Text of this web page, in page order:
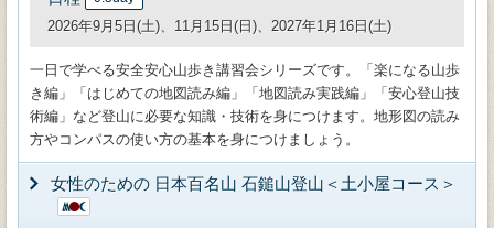
2026年9月5日(土)、11月15日(日)、2027年1月16日(土)
一日で学べる安全安心山歩き講習会シリーズです。「楽になる山歩
き編」「はじめての地図読み編」「地図読み実践編」「安心登山技
術編」など登山に必要な知識・技術を身につけます。地形図の読み
方やコンパスの使い方の基本を身につけましょう。
女性のための 日本百名山 石鎚山登山＜土小屋コース＞